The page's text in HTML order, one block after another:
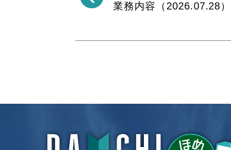
業務内容（2026.07.28）